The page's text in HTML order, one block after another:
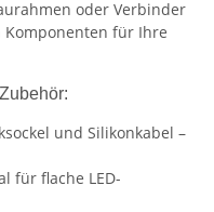
oder Verbinder
Komponenten für Ihre
und Silikonkabel –
für flache LED-